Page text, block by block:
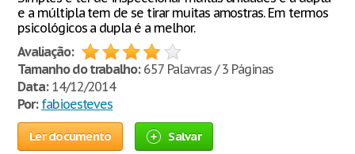
e a múltipla tem de se tirar muitas amostras. Em termos
psicológicos a dupla é a melhor.
Avaliação:
Tamanho do trabalho:657 Palavras / 3 Páginas
Data:14/12/2014
Por: fabioesteves
Ler documento Salvar